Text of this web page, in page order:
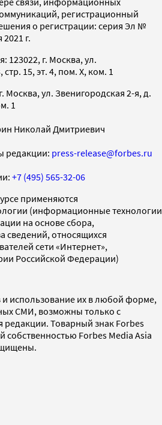
регистрационный
о регистрации: серия Эл №
г.
123022, г. Москва, ул.
15, эт. 4, пом. X, ком. 1
Москва, ул. Звенигородская 2-я, д.
1
Николай Дмитриевич
редакции: press-release@forbes.ru
+7 (495) 565-32-06
применяются
(информационные технологии
на основе сбора,
сведений, относящихся
сети «Интернет»,
Российской Федерации)
и использование их в любой форме,
СМИ, возможны только с
редакции. Товарный знак Forbes
собственностью Forbes Media Asia